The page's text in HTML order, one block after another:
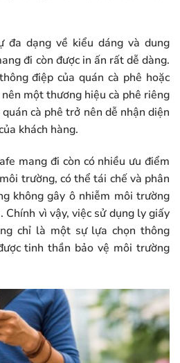
đa dạng về kiểu dáng và dung
đi còn được in ấn rất dễ dàng.
điệp của quán cà phê hoặc
một thương hiệu cà phê riêng
cà phê trở nên dễ nhận diện
khách hàng.
mang đi còn có nhiều ưu điểm
trường, có thể tái chế và phân
không gây ô nhiễm môi trường
Chính vì vậy, việc sử dụng ly giấy
chỉ là một sự lựa chọn thông
tinh thần bảo vệ môi trường